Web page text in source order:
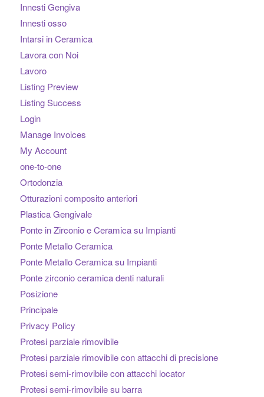
Innesti Gengiva
Innesti osso
Intarsi in Ceramica
Lavora con Noi
Lavoro
Listing Preview
Listing Success
Login
Manage Invoices
My Account
one-to-one
Ortodonzia
Otturazioni composito anteriori
Plastica Gengivale
Ponte in Zirconio e Ceramica su Impianti
Ponte Metallo Ceramica
Ponte Metallo Ceramica su Impianti
Ponte zirconio ceramica denti naturali
Posizione
Principale
Privacy Policy
Protesi parziale rimovibile
Protesi parziale rimovibile con attacchi di precisione
Protesi semi-rimovibile con attacchi locator
Protesi semi-rimovibile su barra